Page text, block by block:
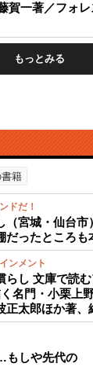
賀一著／フォレ
もっとみる
書籍
ドだ！
（宮城・仙台市
だったところも
ンメント
らし 文庫で読
く名門・小栗上
正太郎ほか著、
もしや先代の